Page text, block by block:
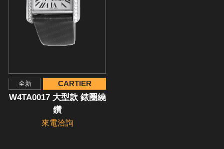
全新 CARTIER
W4TA0017 大型款 錶圈繞
鑽
來電洽詢